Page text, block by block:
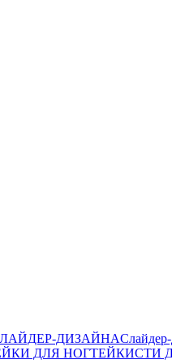
ДИЗАЙНА
ДЛЯ НОГТЕЙКИСТИ